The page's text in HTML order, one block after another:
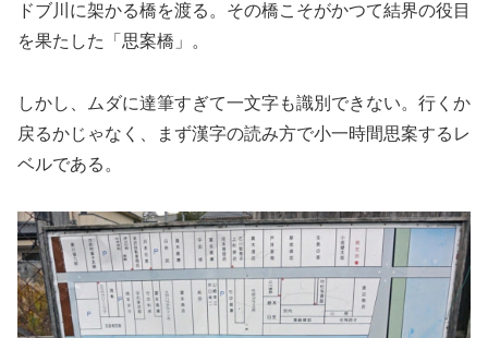
ドブ川に架かる橋を渡る。その橋こそがかつて結界の役目
を果たした「思案橋」。
しかし、ムダに達筆すぎて一文字も識別できない。行くか
戻るかじゃなく、まず漢字の読み方で小一時間思案するレ
ベルである。